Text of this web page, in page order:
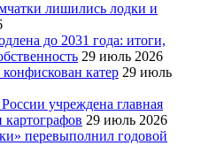
лишились лодки и
до 2031 года: итоги,
29 июль 2026
катер 29 июль
учреждена главная
картографов 29 июль 2026
перевыполнил годовой